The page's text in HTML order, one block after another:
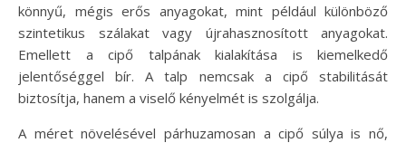
könnyű, mégis erős anyagokat, mint például különböző
szintetikus szálakat vagy újrahasznosított anyagokat.
Emellett a cipő talpának kialakítása is kiemelkedő
jelentőséggel bír. A talp nemcsak a cipő stabilitását
biztosítja, hanem a viselő kényelmét is szolgálja.
A méret növelésével párhuzamosan a cipő súlya is nő,